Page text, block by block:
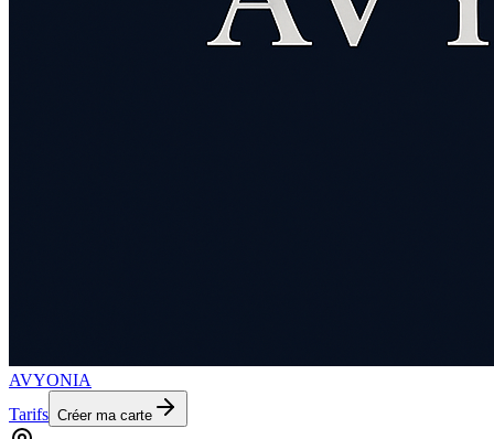
AVYONIA
Tarifs Créer ma carte